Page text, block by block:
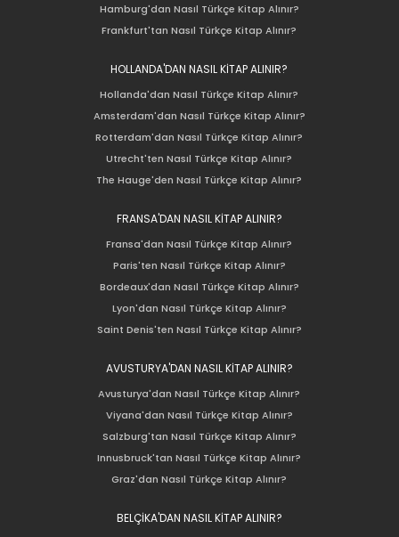
Hamburg'dan Nasıl Türkçe Kitap Alınır?
Frankfurt'tan Nasıl Türkçe Kitap Alınır?
HOLLANDA'DAN NASIL KİTAP ALINIR?
Hollanda'dan Nasıl Türkçe Kitap Alınır?
Amsterdam'dan Nasıl Türkçe Kitap Alınır?
Rotterdam'dan Nasıl Türkçe Kitap Alınır?
Utrecht'ten Nasıl Türkçe Kitap Alınır?
The Hauge'den Nasıl Türkçe Kitap Alınır?
FRANSA'DAN NASIL KİTAP ALINIR?
Fransa'dan Nasıl Türkçe Kitap Alınır?
Paris'ten Nasıl Türkçe Kitap Alınır?
Bordeaux'dan Nasıl Türkçe Kitap Alınır?
Lyon'dan Nasıl Türkçe Kitap Alınır?
Saint Denis'ten Nasıl Türkçe Kitap Alınır?
AVUSTURYA'DAN NASIL KİTAP ALINIR?
Avusturya'dan Nasıl Türkçe Kitap Alınır?
Viyana'dan Nasıl Türkçe Kitap Alınır?
Salzburg'tan Nasıl Türkçe Kitap Alınır?
Innusbruck'tan Nasıl Türkçe Kitap Alınır?
Graz'dan Nasıl Türkçe Kitap Alınır?
BELÇİKA'DAN NASIL KİTAP ALINIR?